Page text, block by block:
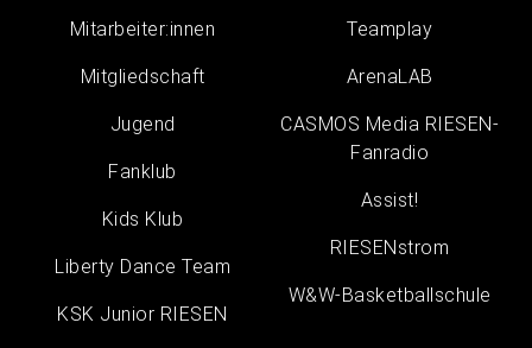
Mitarbeiter:innen
Mitgliedschaft
Jugend
Fanklub
Kids Klub
Liberty Dance Team
KSK Junior RIESEN
Teamplay
ArenaLAB
CASMOS Media RIESEN-
Fanradio
Assist!
RIESENstrom
W&W-Basketballschule